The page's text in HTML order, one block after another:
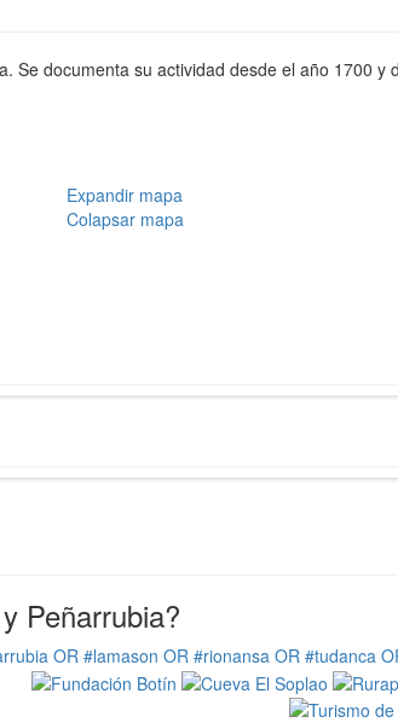
Se documenta su actividad desde el año 1700 y
Expandir mapa
Colapsar mapa
Peñarrubia?
OR #lamason OR #rionansa OR #tudanca